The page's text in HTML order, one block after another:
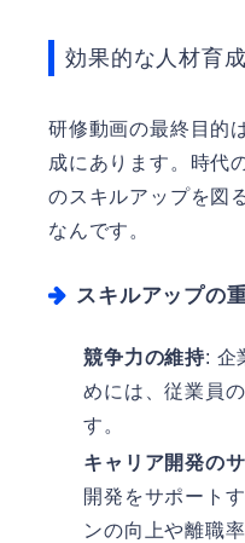
効果的な人材育
研修動画の最終目的
成にあります。時代
のスキルアップを図
なんです。
スキルアップの
競争力の維持: 企
めには、従業員
す。
キャリア開発の
開発をサポート
ンの向上や離職